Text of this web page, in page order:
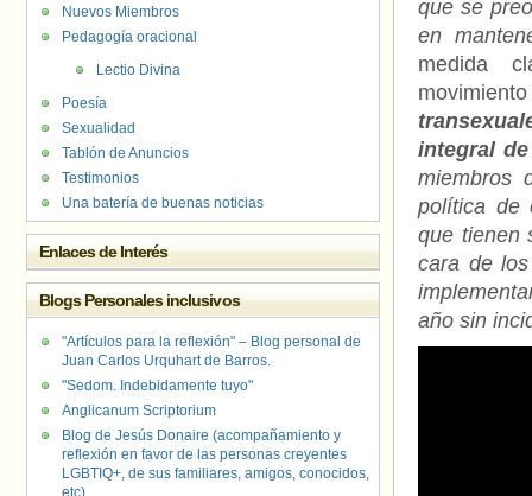
que se
en
medida
integral
miembros
política de
que tienen
cara de
año sin
Nuevos Miembros
Pedagogía oracional
Lectio Divina
Poesía
Sexualidad
Tablón de Anuncios
Testimonios
Una batería de buenas noticias
Enlaces de Interés
Blogs Personales inclusivos
"Artículos para la reflexión" – Blog personal de
Juan Carlos Urquhart de Barros.
"Sedom. Indebidamente tuyo"
Anglicanum Scriptorium
Blog de Jesús Donaire (acompañamiento y
reflexión en favor de las personas creyentes
LGBTIQ+, de sus familiares, amigos, conocidos,
etc)